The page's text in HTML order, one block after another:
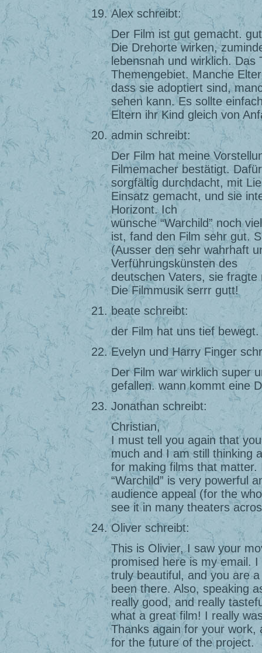
Alex schreibt:
Der Film ist gut gemacht.
Die Drehorte wirken,
lebensnah und wirklich. Das
Themengebiet. Manche
dass sie adoptiert sind,
sehen kann. Es sollte
Eltern ihr Kind gleich von
admin schreibt:
Der Film hat meine
Filmemacher bestätigt.
sorgfältig durchdacht, mit
Einsatz gemacht, und sie
Horizont. Ich
wünsche “Warchild” noch
ist, fand den Film sehr gut.
(Ausser den sehr wahrhaft
Verführungskünsten des
deutschen Vaters, sie fragte
Die Filmmusik serrr gutt!
beate schreibt:
der Film hat uns tief
Evelyn und Harry Finger
Der Film war wirklich super
gefallen. wann kommt eine
Jonathan schreibt:
Christian,
I must tell you again that
much and I am still thinking
for making films that
“Warchild” is very powerful
audience appeal (for the
see it in many theaters
Oliver schreibt:
This is Olivier, I saw your
promised here is my email.
truly beautiful, and you are
been there. Also, speaking
really good, and really
what a great film! I really
Thanks again for your work,
for the future of the project.